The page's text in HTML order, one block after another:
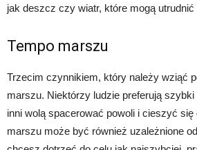
jak deszcz czy wiatr, które mogą utrudnić
Tempo marszu
Trzecim czynnikiem, który należy wziąć
marszu. Niektórzy ludzie preferują
inni wolą spacerować powoli i cieszyć się
marszu może być również uzależnione